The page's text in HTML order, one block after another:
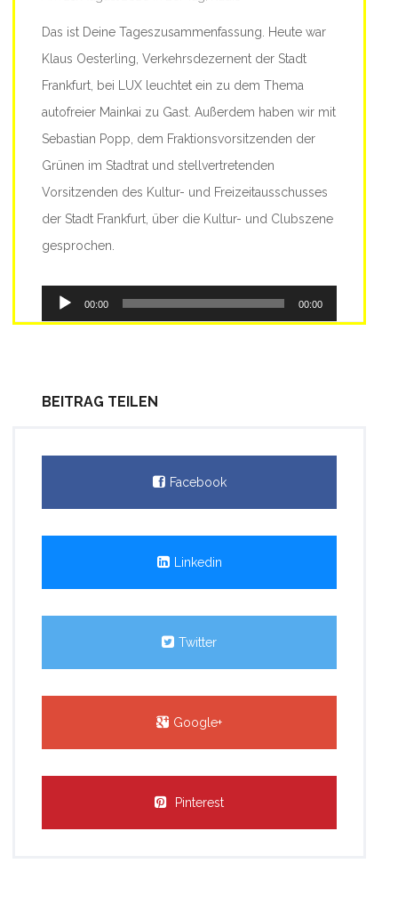
Das ist Deine Tageszusammenfassung. Heute war
Klaus Oesterling, Verkehrsdezernent der Stadt
Frankfurt, bei LUX leuchtet ein zu dem Thema
autofreier Mainkai zu Gast. Außerdem haben wir mit
Sebastian Popp, dem Fraktionsvorsitzenden der
Grünen im Stadtrat und stellvertretenden
Vorsitzenden des Kultur- und Freizeitausschusses
der Stadt Frankfurt, über die Kultur- und Clubszene
gesprochen.
Audio-
Player
00:00 00:00
BEITRAG TEILEN
Facebook
Linkedin
Twitter
Google+
Pinterest